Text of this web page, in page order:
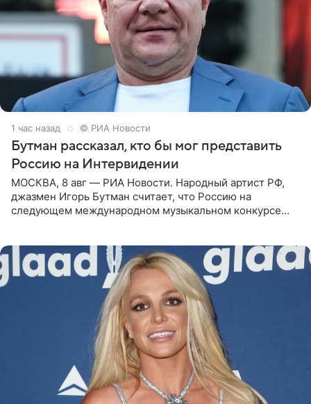
1 час назад © РИА Новости
Бутман рассказал, кто бы мог представить
Россию на Интервидении
МОСКВА, 8 авг — РИА Новости. Народный артист РФ,
джазмен Игорь Бутман считает, что Россию на
следующем международном музыкальном конкурсе